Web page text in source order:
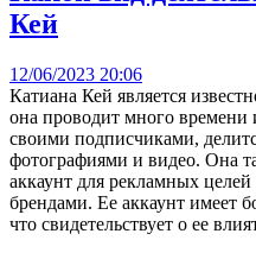
Кей
12/06/2023 20:06
Катиана Кей является
она проводит много времени
своими подписчиками,
фотографиями и видео. Она
аккаунт для рекламных
брендами. Ее аккаунт имеет
что свидетельствует о ее